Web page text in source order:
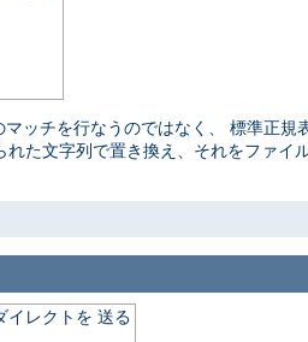
ッチを行なうのではなく、 標準正
た文字列で置き換え、それをファイ
イレクトを 送る